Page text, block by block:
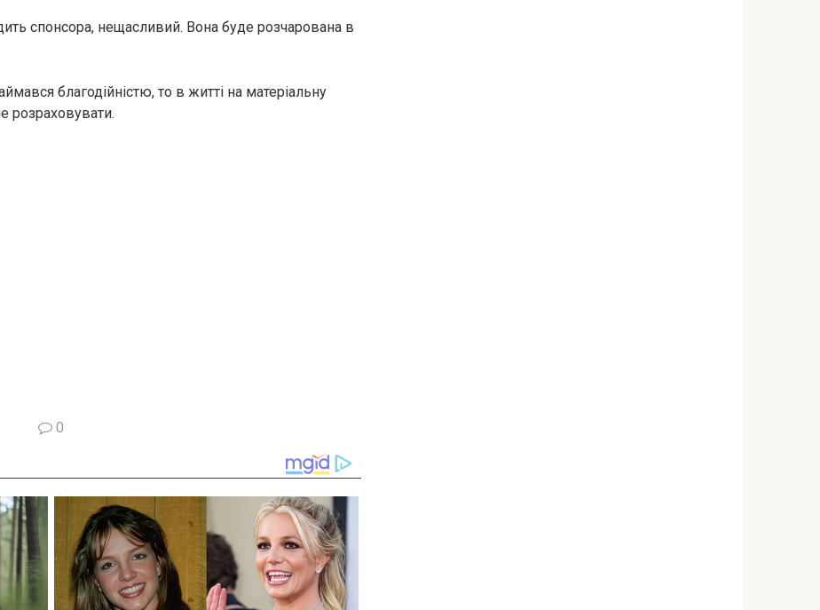
спонсора, нещасливий. Вона буде розчарована в
благодійністю, то в житті на матеріальну
розраховувати.
0